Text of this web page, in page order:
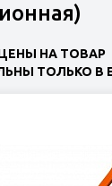
НА ТОВАР
ТОЛЬКО В